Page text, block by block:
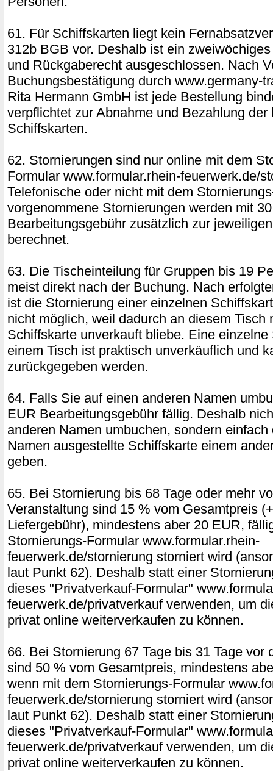
61. Für Schiffskarten liegt kein
312b BGB vor. Deshalb ist ein
und Rückgaberecht ausgeschlossen. Nach
Buchungsbestätigung durch www.germany-
Rita Hermann GmbH ist jede Bestellung
verpflichtet zur Abnahme und Bezahlung der
Schiffskarten.
62. Stornierungen sind nur online mit dem
Formular www.formular.rhein-feuerwerk.de/
Telefonische oder nicht mit dem
vorgenommene Stornierungen werden mit
Bearbeitungsgebühr zusätzlich zur
berechnet.
63. Die Tischeinteilung für Gruppen bis 19
meist direkt nach der Buchung. Nach
ist die Stornierung einer einzelnen
nicht möglich, weil dadurch an diesem Tisch
Schiffskarte unverkauft bliebe. Eine
einem Tisch ist praktisch unverkäuflich und
zurückgegeben werden.
64. Falls Sie auf einen anderen Namen
EUR Bearbeitungsgebühr fällig. Deshalb
anderen Namen umbuchen, sondern einfach
Namen ausgestellte Schiffskarte einem
geben.
65. Bei Stornierung bis 68 Tage oder mehr
Veranstaltung sind 15 % vom Gesamtpreis
Liefergebühr), mindestens aber 20 EUR,
Stornierungs-Formular www.formular.rhein-
feuerwerk.de/stornierung storniert wird
laut Punkt 62). Deshalb statt einer
dieses "Privatverkauf-Formular"
feuerwerk.de/privatverkauf verwenden, um
privat online weiterverkaufen zu können.
66. Bei Stornierung 67 Tage bis 31 Tage vor
sind 50 % vom Gesamtpreis, mindestens
wenn mit dem Stornierungs-Formular
feuerwerk.de/stornierung storniert wird
laut Punkt 62). Deshalb statt einer
dieses "Privatverkauf-Formular"
feuerwerk.de/privatverkauf verwenden, um
privat online weiterverkaufen zu können.